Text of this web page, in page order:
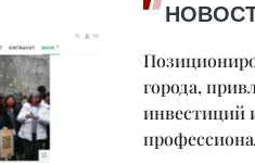
города,
инвестиций